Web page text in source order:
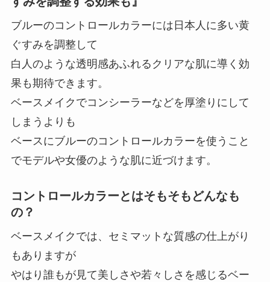
ブルーのコントロールカラーには日本人に多い黄
ぐすみを調整して
白人のような透明感あふれるクリアな肌に導く効
果も期待できます。
ベースメイクでコンシーラーなどを厚塗りにして
しまうよりも
ベースにブルーのコントロールカラーを使うこと
でモデルや女優のような肌に近づけます。
コントロールカラーとはそもそもどんなも
の？
ベースメイクでは、セミマットな質感の仕上がり
もありますが
やはり誰もが見て美しさや若々しさを感じるベー